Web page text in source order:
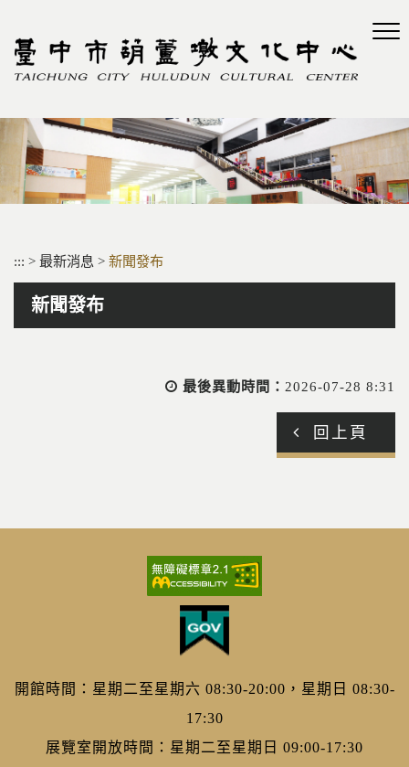
區
::: > 最新消息 > 新聞發布
新聞發布
最後異動時間： 2026-07-28 8:31
回上頁
開館時間：星期二至星期六 08:30-20:00，星期日 08:30-
17:30
展覽室開放時間：星期二至星期日 09:00-17:30